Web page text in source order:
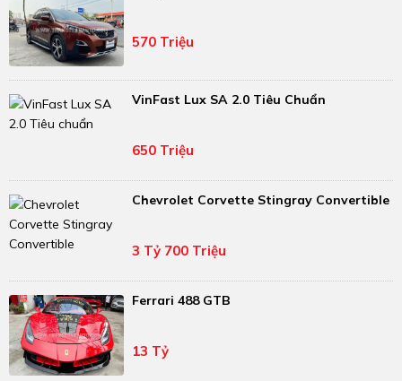
570 Triệu
VinFast Lux SA 2.0 Tiêu Chuẩn
650 Triệu
Chevrolet Corvette Stingray Convertible
3 Tỷ 700 Triệu
Ferrari 488 GTB
13 Tỷ